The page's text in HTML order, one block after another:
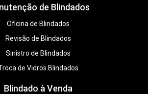
de Blindados
Oficina de Blindados
Revisão de Blindados
Sinistro de Blindados
de Vidros Blindados
Blindado à Venda